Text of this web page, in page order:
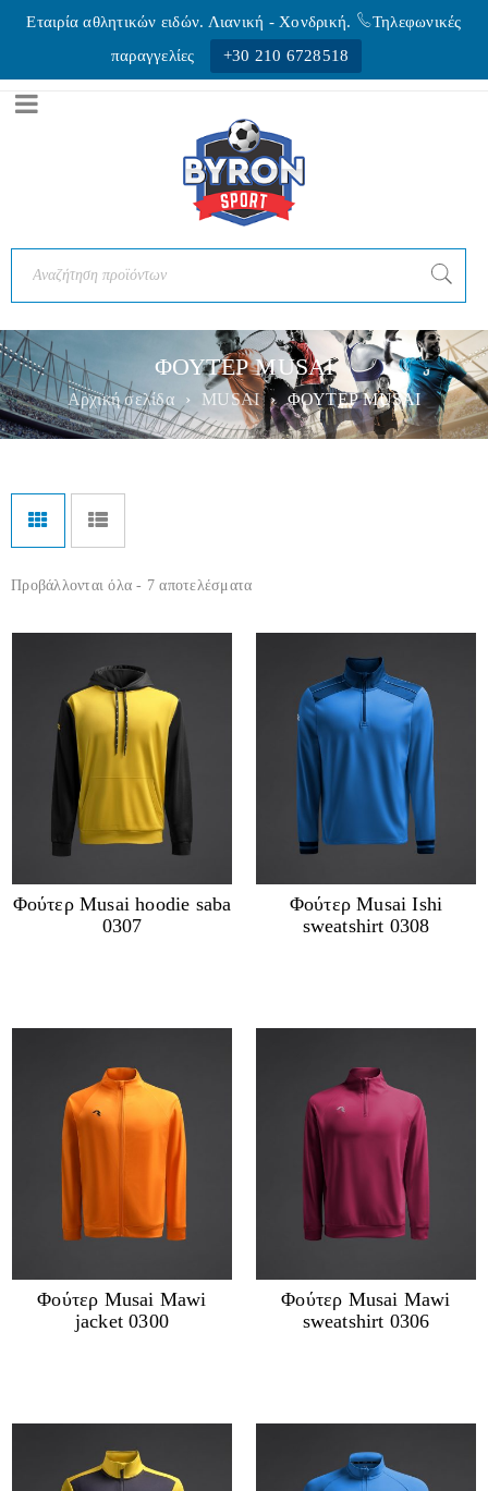
Εταιρία αθλητικών ειδών. Λιανική - Xονδρική.
Τηλεφωνικές
παραγγελίες
+30 210 6728518
ΦΟΥΤΕΡ MUSAI
Αρχική σελίδα › MUSAI › ΦΟΥΤΕΡ MUSAI
Προβάλλονται όλα - 7 αποτελέσματα
Φούτερ Musai hoodie saba
0307
Φούτερ Musai Ishi
sweatshirt 0308
Φούτερ Musai Mawi
jacket 0300
Φούτερ Musai Mawi
sweatshirt 0306